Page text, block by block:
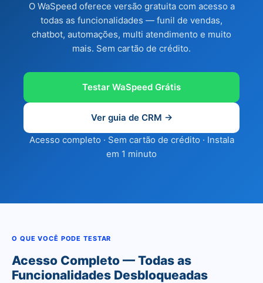
O WaSpeed oferece versão gratuita com acesso a
todas as funcionalidades — funil de vendas,
chatbot, automações, multi atendimento e muito
mais. Sem cartão de crédito.
Testar WaSpeed Grátis
Ver guia de CRM →
Acesso completo · Sem cartão de crédito · Instala
em 1 minuto
O QUE VOCÊ PODE TESTAR
Acesso Completo — Todas as
Funcionalidades Desbloqueadas